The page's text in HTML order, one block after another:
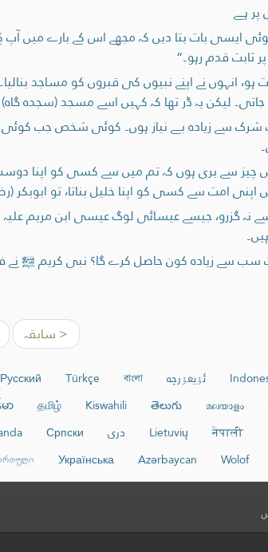
پر ہے
ایسی بات بتا دیں کہ مجھے اس کے بارے میں
ثابت قدم رہو۔“
انہوں نے اپنے نبیوں کی قبروں کو مساجد
لیکن یہ ڈر تھا کہ کہیں اسے مسجد (سجدہ گاہ) نہ
سے زیادہ بے نیاز ہوں۔ کوئی شخص جب
سے بری ہوں کہ تم میں سے کسی کو اپنا دوست
اپنی امت سے کسی کو اپنا خلیل بناتا، تو ابوبکر
نہ گزرو، جیسے عیسائی لوگ عیسی ابن مریم
زیادہ کون حاصل کرے گا؟ نبی کریم ﷺ نے
< سابقہ
ئۇيغۇرچە বাংলা
Türkçe
Русский
മലയാളം
తెలుగు
Kiswahili
தமிழ்
ာ
नेपाली
Lietuvių دری Српски
Wolof
Azərbaycan
Українська